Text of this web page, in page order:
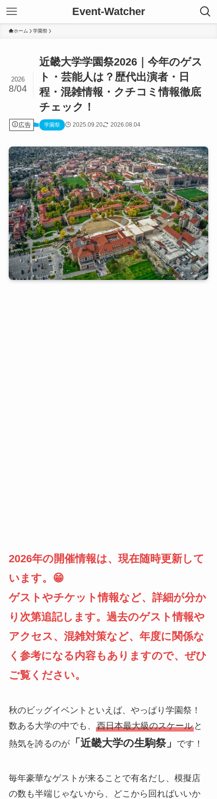
Event-Watcher
ホーム 学園祭
近畿大学学園祭2026｜今年のゲス
ト・芸能人は？歴代出演者・日
程・混雑情報・クチコミ情報徹底
チェック！
2026
8/04
広告 学園祭 2025.09.20 2026.08.04
2026年の開催情報は、現在随時更新して
います。😁
ゲストやチケット情報など、詳細が分か
り次第追記します。過去のゲスト情報や
アクセス、混雑対策など、年度に関係な
く参考になる内容もありますので、ぜひ
ご覧ください。
秋のビッグイベントといえば、やっぱり学園祭！
数ある大学の中でも、 西日本最大級のスケールと
熱気を誇るのが「近畿大学の生駒祭」 です！
毎年豪華なゲストが来ることで有名だし、模擬店
の数も半端じゃないから、どこから回ればいいか